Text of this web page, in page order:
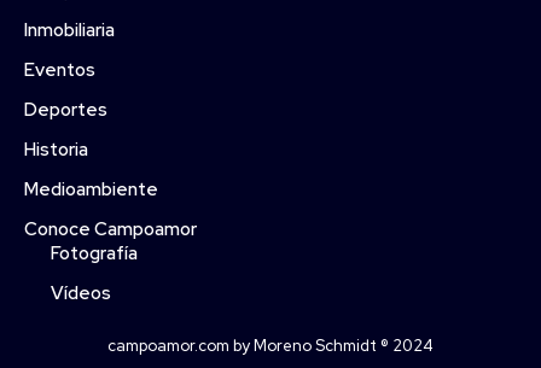
Inmobiliaria
Eventos
Deportes
Historia
Medioambiente
Conoce Campoamor
Fotografía
Vídeos
campoamor.com by Moreno Schmidt ® 2024